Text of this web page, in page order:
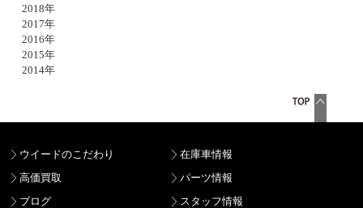
2018年
2017年
2016年
2015年
2014年
ウイードのこだわり
在庫車情報
高価買取
パーツ情報
ブログ
スタッフ情報